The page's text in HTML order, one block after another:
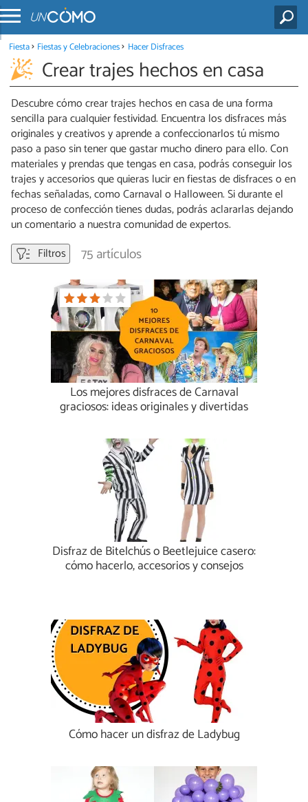
Fiesta Fiestas y Celebraciones Hacer Disfraces
Crear trajes hechos en casa
Descubre cómo crear trajes hechos en casa de una forma
sencilla para cualquier festividad. Encuentra los disfraces más
originales y creativos y aprende a confeccionarlos tú mismo
paso a paso sin tener que gastar mucho dinero para ello. Con
materiales y prendas que tengas en casa, podrás conseguir los
trajes y accesorios que quieras lucir en fiestas de disfraces o en
fechas señaladas, como Carnaval o Halloween. Si durante el
proceso de confección tienes dudas, podrás aclararlas dejando
un comentario a nuestra comunidad de expertos.
Filtros
75 artículos
Los mejores disfraces de Carnaval
graciosos: ideas originales y divertidas
Disfraz de Bitelchús o Beetlejuice casero:
cómo hacerlo, accesorios y consejos
Cómo hacer un disfraz de Ladybug